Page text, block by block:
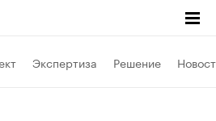
Экспертиза Решение